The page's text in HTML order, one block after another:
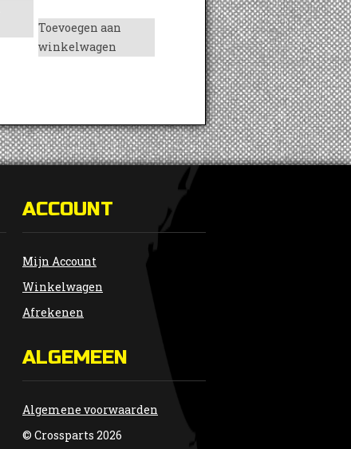
Toevoegen aan
winkelwagen
ACCOUNT
Mijn Account
Winkelwagen
Afrekenen
ALGEMEEN
Algemene voorwaarden
© Crossparts 2026